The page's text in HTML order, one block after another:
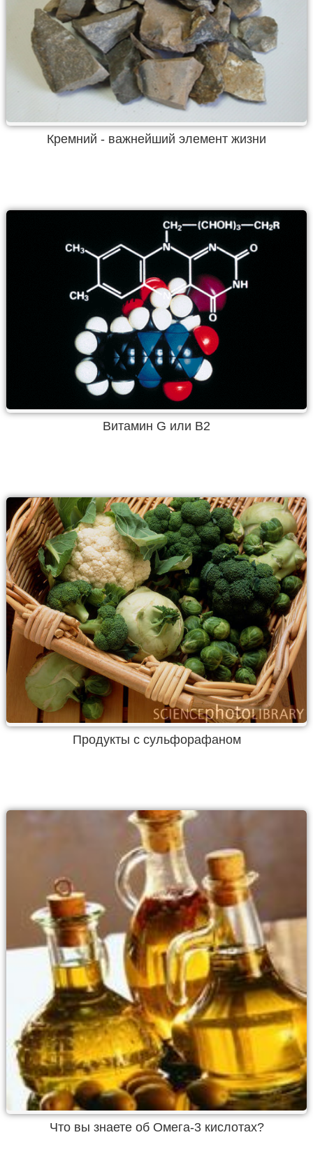
Кремний - важнейший элемент жизни
Витамин G или В2
Продукты с сульфорафаном
Что вы знаете об Омега-3 кислотах?